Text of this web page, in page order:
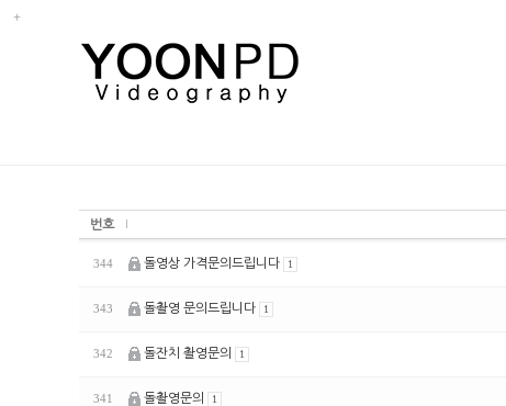
번호
344 돌영상 가격문의드립니다 1
343 돌촬영 문의드립니다 1
342 돌잔치 촬영문의 1
341 돌촬영문의 1